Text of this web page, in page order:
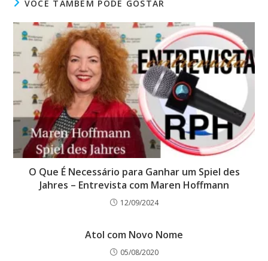
VOCÊ TAMBÉM PODE GOSTAR
O Que É Necessário para Ganhar um Spiel des
Jahres – Entrevista com Maren Hoffmann
12/09/2024
Atol com Novo Nome
05/08/2020